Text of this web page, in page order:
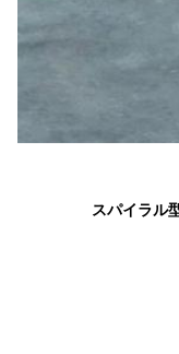
スパイラル